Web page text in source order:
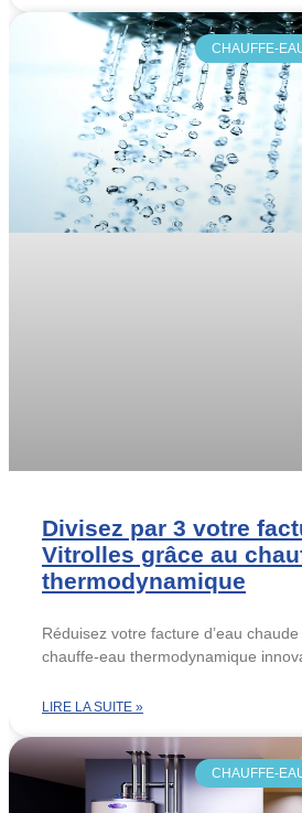
CHAUFFE-
Divisez par 3 votre
Vitrolles grâce au
thermodynamique
Réduisez votre facture d’eau
chauffe-eau thermodynamique
LIRE LA SUITE »
CHAUFFE-